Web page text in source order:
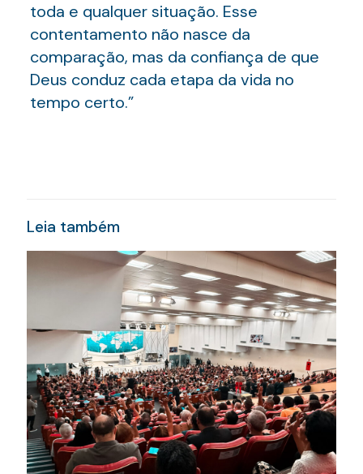
toda e qualquer situação. Esse
contentamento não nasce da
comparação, mas da confiança de que
Deus conduz cada etapa da vida no
tempo certo.”
Leia também